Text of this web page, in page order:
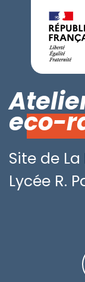
eco-
Site de La
Lycée R.